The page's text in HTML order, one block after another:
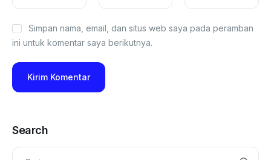
Simpan nama, email, dan situs web saya pada peramban
ini untuk komentar saya berikutnya.
Search